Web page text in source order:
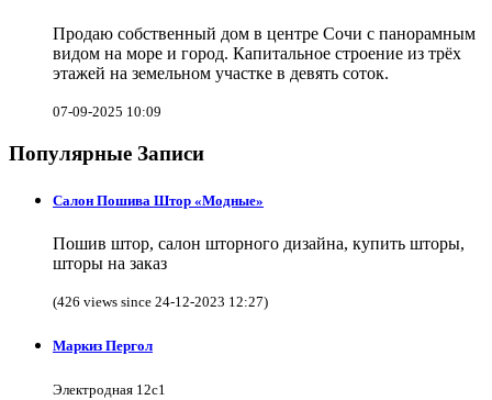
Продаю собственный дом в центре Сочи с панорамным
видом на море и город. Капитальное строение из трёх
этажей на земельном участке в девять соток.
07-09-2025 10:09
Популярные Записи
Салон Пошива Штор «Модные»
Пошив штор, салон шторного дизайна, купить шторы,
шторы на заказ
(426 views since 24-12-2023 12:27)
Маркиз Пергол
Электродная 12с1